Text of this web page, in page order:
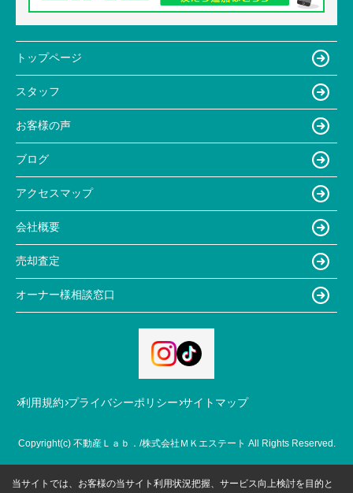
トップページ
スタッフ
お客様の声
ブログ
アクセスマップ
会社概要
売却査定
オーナー様相談窓口
利用規約 プライバシーポリシー サイトマップ
Copyright(c) 不動産Ｌａｂ．/株式会社ＭＫエステート All Rights Reserved.
当サイトでは、お客様の当サイト利用状況把握、サービス向上検討を目的と